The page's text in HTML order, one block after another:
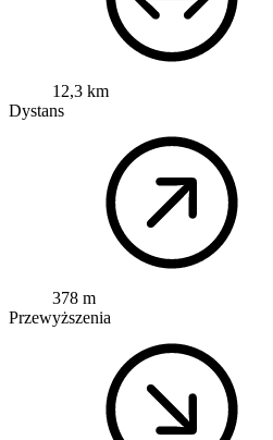
12,3 km
Dystans
378 m
Przewyższenia